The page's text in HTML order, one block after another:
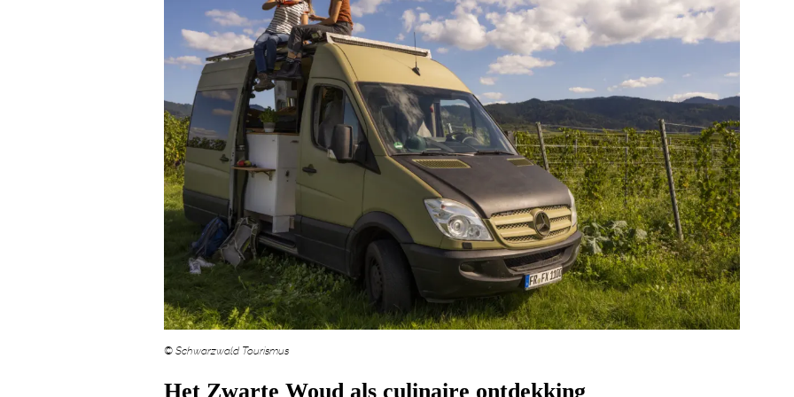
© Schwarzwald Tourismus
Het Zwarte Woud als culinaire ontdekking